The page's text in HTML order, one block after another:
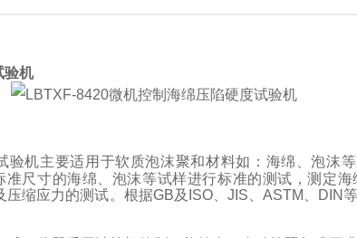
验机
验机主要适用于软质泡沫聚和材料如：海绵、泡沫
准尺寸的海绵、泡沫等试样进行标准的测试，测定
压缩应力的测试。根据GB及 ISO、 JIS 、ASTM DIN